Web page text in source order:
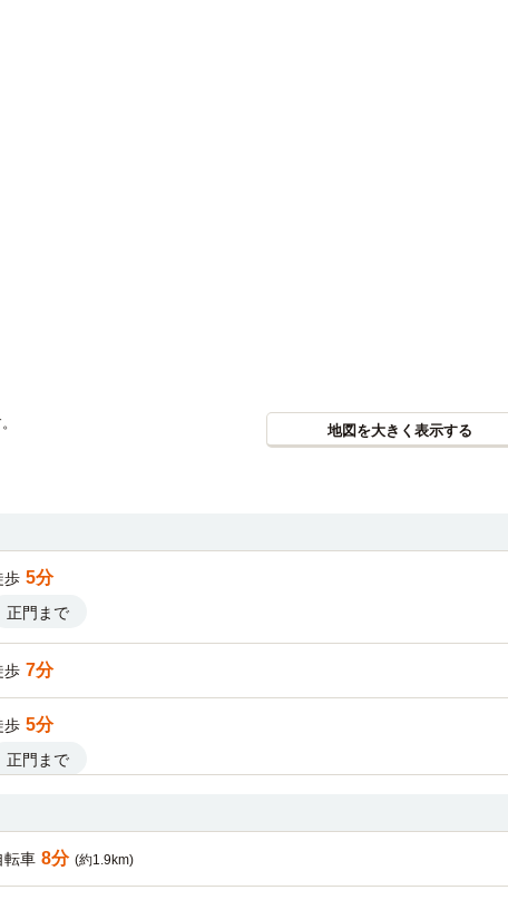
地図を大きく表示する
歩 5分
正門まで
歩 7分
歩 5分
正門まで
正門まで
転車 8分 (約1.9km)